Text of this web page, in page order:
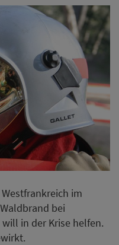
im
bei
in der Krise helfen.